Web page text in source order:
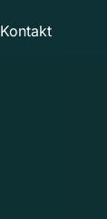
Kontakt